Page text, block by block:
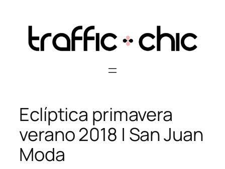
content
Eclíptica primavera
verano 2018 | San Juan
Moda